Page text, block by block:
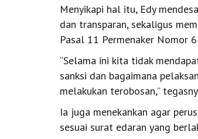
Menyikapi hal itu, Edy
dan transparan, sekaligus
Pasal 11 Permenaker Nomor
“Selama ini kita tidak
sanksi dan bagaimana
melakukan terobosan,”
Ia juga menekankan agar
sesuai surat edaran yang